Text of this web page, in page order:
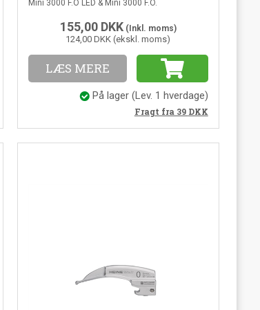
Mini 3000 F.O LED & Mini 3000 F.O.
155,00 DKK(Inkl. moms)
124,00 DKK (ekskl. moms)
LÆS MERE
På lager (Lev. 1 hverdage)
Fragt fra 39 DKK